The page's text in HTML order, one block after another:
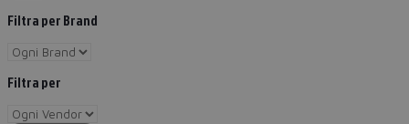
Filtra per Brand
Filtra per